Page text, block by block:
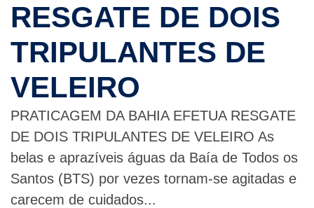
RESGATE DE DOIS
TRIPULANTES DE
VELEIRO
PRATICAGEM DA BAHIA EFETUA RESGATE
DE DOIS TRIPULANTES DE VELEIRO As
belas e aprazíveis águas da Baía de Todos os
Santos (BTS) por vezes tornam-se agitadas e
carecem de cuidados...